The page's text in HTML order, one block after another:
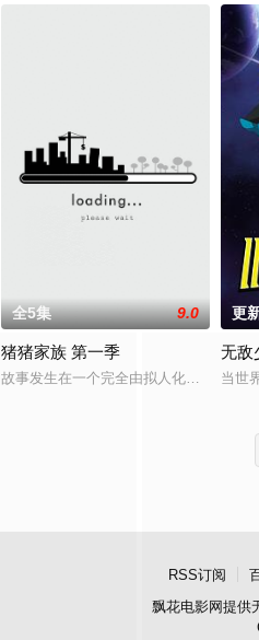
全5集 9.0
猪猪家族 第一季
故事发生在一个完全由拟人化猪猪居住
更
无敌
当世
RSS订阅
飘花电影网提供